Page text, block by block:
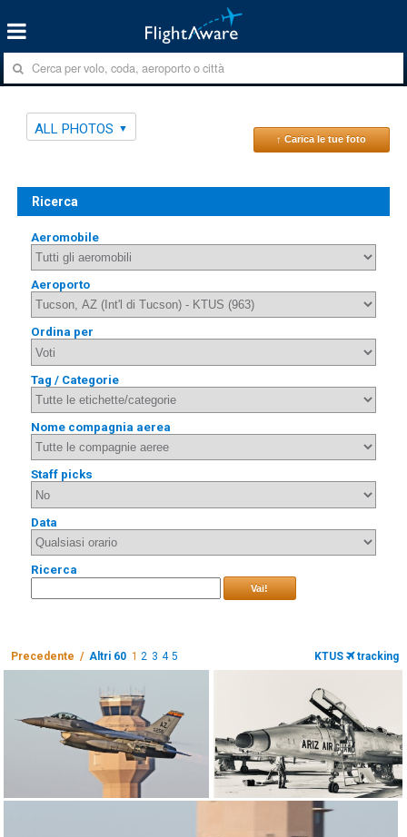
ALL PHOTOS
↑ Carica le tue foto
Ricerca
Aeromobile
Aeroporto
Ordina per
Tag / Categorie
Nome compagnia aerea
Staff picks
Data
Ricerca
Vai!
Precedente / Altri 60 1 2 3 4 5 KTUS tracking